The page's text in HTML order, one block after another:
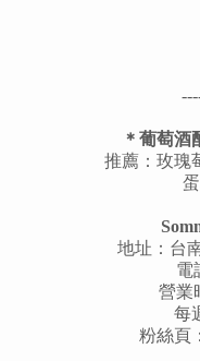
＊葡萄酒
推薦：玫瑰
地址：台
電
營業
每
粉絲頁：